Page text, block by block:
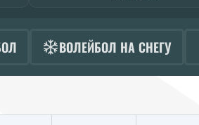
ВОЛЕЙБОЛ НА СНЕГУ